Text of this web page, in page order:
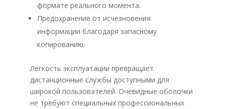
формате реального момента.
Предохранение от исчезновения
информации благодаря запасному
копированию.
Легкость эксплуатации превращает
дистанционные службы доступными для
широкой пользователей. Очевидные оболочки
не требуют специальных профессиональных